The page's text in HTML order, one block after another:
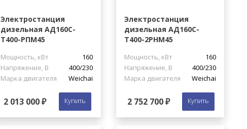
Электростанция
дизельная АД160С-
Т400-РПМ45
Мощность, кВт
160
Напряжение, В
400/230
Марка двигателя
Weichai
2 013 000 ₽ Купить
Электростанция
дизельная АД160С-
Т400-2РНМ45
Мощность, кВт
160
Напряжение, В
400/230
Марка двигателя
Weichai
2 752 700 ₽ Купить